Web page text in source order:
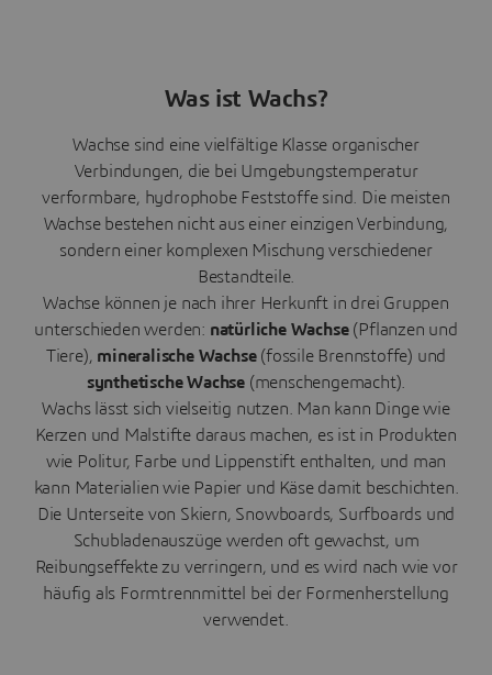
Was ist Wachs?
Wachse sind eine vielfältige Klasse organischer
Verbindungen, die bei Umgebungstemperatur
verformbare, hydrophobe Feststoffe sind. Die meisten
Wachse bestehen nicht aus einer einzigen Verbindung,
sondern einer komplexen Mischung verschiedener
Bestandteile.
Wachse können je nach ihrer Herkunft in drei Gruppen
unterschieden werden: natürliche Wachse(Pflanzen und
Tiere), mineralische Wachse(fossile Brennstoffe) und
synthetische Wachse (menschengemacht).
Wachs lässt sich vielseitig nutzen. Man kann Dinge wie
Kerzen und Malstifte daraus machen, es ist in Produkten
wie Politur, Farbe und Lippenstift enthalten, und man
kann Materialien wie Papier und Käse damit beschichten.
Die Unterseite von Skiern, Snowboards, Surfboards und
Schubladenauszüge werden oft gewachst, um
Reibungseffekte zu verringern, und es wird nach wie vor
häufig als Formtrennmittel bei der Formenherstellung
verwendet.